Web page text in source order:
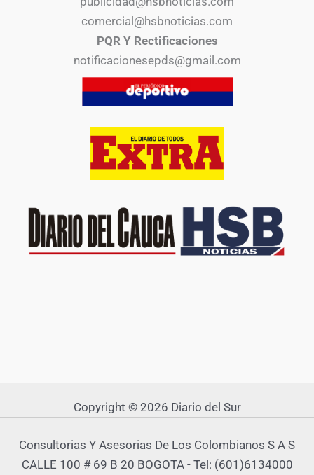
comercial@hsbnoticias.com
PQR Y Rectificaciones
notificacionesepds@gmail.com
Copyright © 2026 Diario del Sur
Consultorias Y Asesorias De Los Colombianos S A S
CALLE 100 # 69 B 20 BOGOTA - Tel: (601)6134000